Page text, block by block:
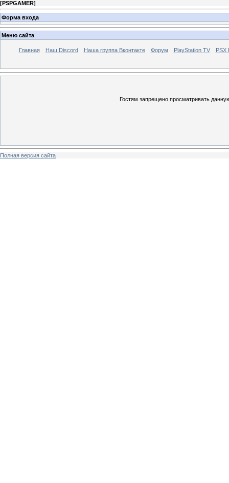
[PSPGAMER]
Форма входа
Меню сайта
Главная Наш Discord Наша группа Вконтакте Форум PlayStation TV PSX
Гостям запрещено просматривать
Полная версия сайта